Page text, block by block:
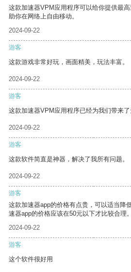
这款加速器VPM应用程序可以给你提供最
助你在网络上自由移动。
2024-09-22
游客
这款游戏非常好玩，画面精美，玩法丰富。
2024-09-22
游客
这款加速器VPM应用程序已经为我们带来了
2024-09-22
游客
这款软件简直是神器，解决了我所有问题。
2024-09-22
游客
这款加速器app的价格有点贵，可以适当降
速器app的价格应该在50元以下才比较合理。
2024-09-22
游客
这个软件很好用